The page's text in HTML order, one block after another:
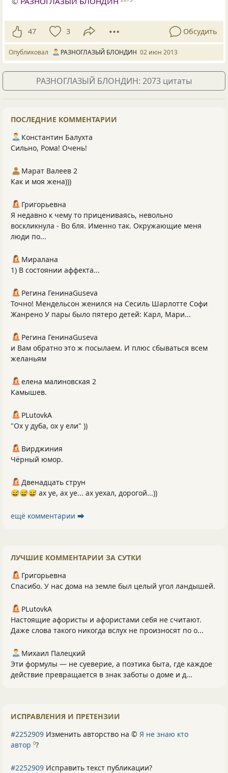
47 3 Обсудить
Опубликовал РАЗНОГЛАЗЫЙ БЛОНДИН 02 июн 2013
РАЗНОГЛАЗЫЙ БЛОНДИН: 2073 цитаты
ПОСЛЕДНИЕ КОММЕНТАРИИ
Константин Балухта
Сильно, Рома! Очень!
Марат Валеев 2
Как и моя жена)))
Григорьевна
Я недавно к чему то прицениваясь, невольно
воскликнула - Во бля. Именно так. Окружающие меня
люди по...
Миралана
1) В состоянии аффекта...
Регина ГенинаGuseva
Точно! Мендельсон женился на Сесиль Шарлотте Софи
Жанрено У пары было пятеро детей: Карл, Мари...
Регина ГенинаGuseva
и Вам обратно это ж посылаем. И плюс сбываться всем
желаньям
елена малиновская 2
Камышев.
PLutоvkА
"Ох у дуба, ох у ели" ))
Вирджиния
Чёрный юмор.
Двенадцать струн
😅😅😅 ах уе, ах уе... ах уехал, дорогой...))
ещё комментарии ⮕
ЛУЧШИЕ КОММЕНТАРИИ ЗА СУТКИ
Григорьевна
Спасибо. У нас дома на земле был целый угол ландышей.
PLutоvkА
Настоящие афористы и афористами себя не считают.
Даже слова такого никогда вслух не произносят по о...
Михаил Палецкий
Эти формулы — не суеверие, а поэтика быта, где каждое
действие превращается в знак заботы о доме и д...
ИСПРАВЛЕНИЯ И ПРЕТЕНЗИИ
#2252909 Изменить авторство на © Я не знаю кто
автор 0?
#2252909 Исправить текст публикации?